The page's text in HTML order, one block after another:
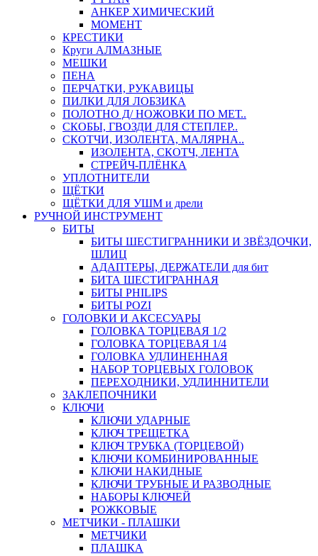
АНКЕР ХИМИЧЕСКИЙ
МОМЕНТ
КРЕСТИКИ
Круги АЛМАЗНЫЕ
МЕШКИ
ПЕНА
ПЕРЧАТКИ, РУКАВИЦЫ
ПИЛКИ ДЛЯ ЛОБЗИКА
ПОЛОТНО Д/ НОЖОВКИ ПО МЕТ..
СКОБЫ, ГВОЗДИ ДЛЯ СТЕПЛЕР..
СКОТЧИ, ИЗОЛЕНТА, МАЛЯРНА..
ИЗОЛЕНТА, СКОТЧ, ЛЕНТА
СТРЕЙЧ-ПЛЁНКА
УПЛОТНИТЕЛИ
ЩЁТКИ
ЩЁТКИ ДЛЯ УШМ и дрели
РУЧНОЙ ИНСТРУМЕНТ
БИТЫ
БИТЫ ШЕСТИГРАННИКИ И ЗВЁЗДОЧКИ,
ШЛИЦ
АДАПТЕРЫ, ДЕРЖАТЕЛИ для бит
БИТА ШЕСТИГРАННАЯ
БИТЫ PHILIPS
БИТЫ POZI
ГОЛОВКИ И АКСЕСУАРЫ
ГОЛОВКА ТОРЦЕВАЯ 1/2
ГОЛОВКА ТОРЦЕВАЯ 1/4
ГОЛОВКА УДЛИНЕННАЯ
НАБОР ТОРЦЕВЫХ ГОЛОВОК
ПЕРЕХОДНИКИ, УДЛИННИТЕЛИ
ЗАКЛЕПОЧНИКИ
КЛЮЧИ
КЛЮЧИ УДАРНЫЕ
КЛЮЧ ТРЕЩЕТКА
КЛЮЧ ТРУБКА (ТОРЦЕВОЙ)
КЛЮЧИ КОМБИНИРОВАННЫЕ
КЛЮЧИ НАКИДНЫЕ
КЛЮЧИ ТРУБНЫЕ И РАЗВОДНЫЕ
НАБОРЫ КЛЮЧЕЙ
РОЖКОВЫЕ
МЕТЧИКИ - ПЛАШКИ
МЕТЧИКИ
ПЛАШКА